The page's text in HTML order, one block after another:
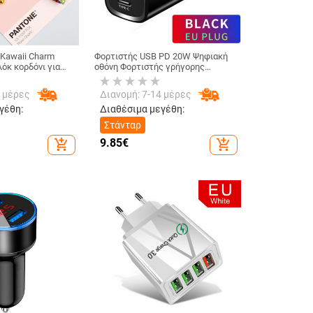
Kawaii Charm
κορδόνι για
λουράκι
Χαριτωμένο
μέρες
add_shopping_cart
Φορτιστής USB PD 20W Ψηφιακή
οθόνη Φορτιστής γρήγορης
φόρτισης Quick Charge 3.0 για
iPhone 14 13 Προσαρμογέας
φόρτισης τηλεφώνου Xiaomi
Samsung
Διανομή: 7-14 μέρες
Διαθέσιμα μεγέθη:
Στάνταρ
9.85€ add_shopping_cart